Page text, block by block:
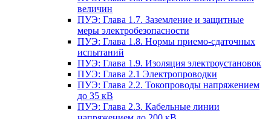
величин
ПУЭ: Глава 1.7. Заземление и защитные
меры электробезопасности
ПУЭ: Глава 1.8. Нормы приемо-сдаточных
испытаний
ПУЭ: Глава 1.9. Изоляция электроустановок
ПУЭ: Глава 2.1 Электропроводки
ПУЭ: Глава 2.2. Токопроводы напряжением
до 35 кВ
ПУЭ: Глава 2.3. Кабельные линии